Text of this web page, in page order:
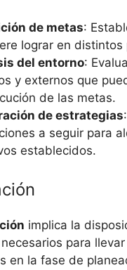
de metas:
lograr en distintos
del entorno:
y externos que
de las metas.
de estrategias
a seguir para
establecidos.
implica la
para
en la fase de